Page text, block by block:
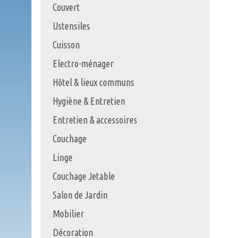
Couvert
Ustensiles
Cuisson
Electro-ménager
Hôtel & lieux communs
Hygiène & Entretien
Entretien & accessoires
Couchage
Linge
Couchage Jetable
Salon de Jardin
Mobilier
Décoration